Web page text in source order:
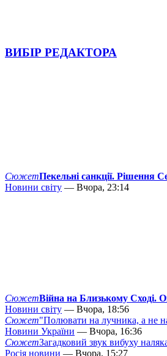
ВИБІР РЕДАКТОРА
СюжетПекельні санкції. Рішення
Новини світу — Вчора, 23:14
СюжетВійна на Близькому Сході.
Новини світу — Вчора, 18:56
Сюжет"Полювати на лучника, а не
Новини України — Вчора, 16:36
СюжетЗагадковий звук вибуху
Росія новини — Вчора, 15:27